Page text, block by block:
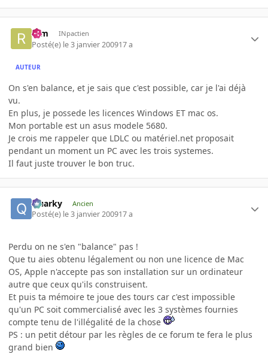
rem INpactien
Posté(e) le 3 janvier 200917 a
AUTEUR
On s'en balance, et je sais que c'est possible, car je l'ai déjà
vu.
En plus, je possede les licences Windows ET mac os.
Mon portable est un asus modele 5680.
Je crois me rappeler que LDLC ou matériel.net proposait
pendant un moment un PC avec les trois systemes.
Il faut juste trouver le bon truc.
Quarky Ancien
Posté(e) le 3 janvier 200917 a
Perdu on ne s'en "balance" pas !
Que tu aies obtenu légalement ou non une licence de Mac
OS, Apple n'accepte pas son installation sur un ordinateur
autre que ceux qu'ils construisent.
Et puis ta mémoire te joue des tours car c'est impossible
qu'un PC soit commercialisé avec les 3 systèmes fournies
compte tenu de l'illégalité de la chose
PS : un petit détour par les règles de ce forum te fera le plus
grand bien